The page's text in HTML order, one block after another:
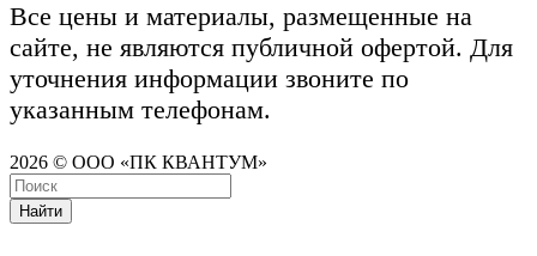
Все цены и материалы, размещенные на
сайте, не являются публичной офертой. Для
уточнения информации звоните по
указанным телефонам.
2026 © ООО «ПК КВАНТУМ»
Найти